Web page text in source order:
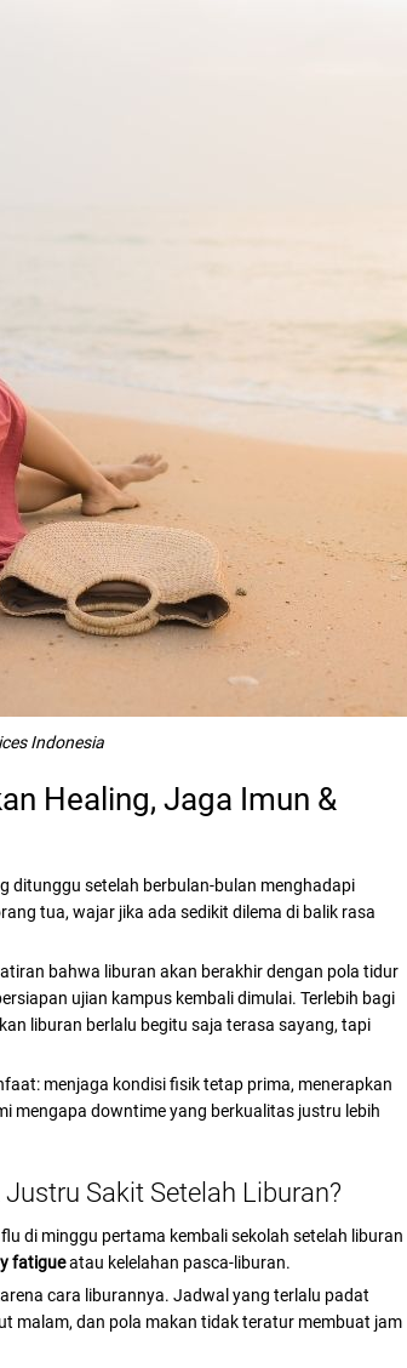
Indonesia
Healing, Jaga Imun &
ditunggu setelah berbulan-bulan menghadapi
tua, wajar jika ada sedikit dilema di balik rasa
bahwa liburan akan berakhir dengan pola tidur
ujian kampus kembali dimulai. Terlebih bagi
liburan berlalu begitu saja terasa sayang, tapi
menjaga kondisi fisik tetap prima, menerapkan
mengapa downtime yang berkualitas justru lebih
Sakit Setelah Liburan?
di minggu pertama kembali sekolah setelah liburan
fatigueatau kelelahan pasca-liburan.
cara liburannya. Jadwal yang terlalu padat
malam, dan pola makan tidak teratur membuat jam